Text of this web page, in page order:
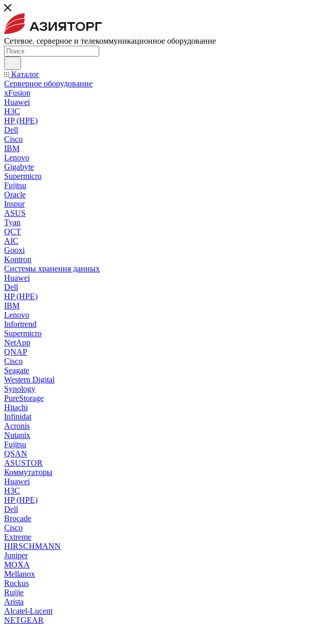
Сетевое. серверное и телекоммуникационное оборудование
Каталог
Серверное оборудование
xFusion
Huawei
H3C
HP (HPE)
Dell
Cisco
IBM
Lenovo
Gigabyte
Supermicro
Fujitsu
Oracle
Inspur
ASUS
Tyan
QCT
AIC
Gooxi
Kontron
Системы хранения данных
Huawei
Dell
HP (HPE)
IBM
Lenovo
Infortrend
Supermicro
NetApp
QNAP
Cisco
Seagate
Western Digital
Synology
PureStorage
Hitachi
Infinidat
Acronis
Nutanix
Fujitsu
QSAN
ASUSTOR
Коммутаторы
Huawei
H3C
HP (HPE)
Dell
Brocade
Cisco
Extreme
HIRSCHMANN
Juniper
MOXA
Mellanox
Ruckus
Ruijie
Arista
Alcatel-Lucent
NETGEAR